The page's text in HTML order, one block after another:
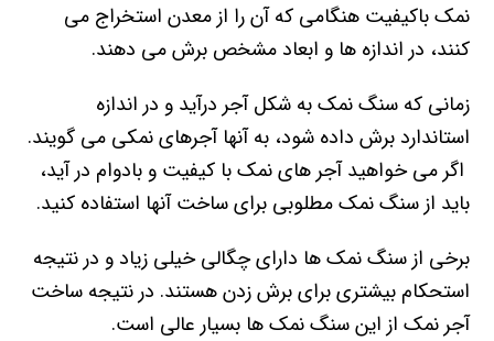
نمک باکیفیت هنگامی که آن را از معدن استخراج می
کنند، در اندازه ها و ابعاد مشخص برش می دهند.
زمانی که سنگ نمک به شکل آجر درآید و در اندازه
استاندارد برش داده شود، به آنها آجرهای نمکی می گویند.
اگر می خواهید آجر های نمک با کیفیت و بادوام در آید،
باید از سنگ نمک مطلوبی برای ساخت آنها استفاده کنید.
برخی از سنگ نمک ها دارای چگالی خیلی زیاد و در نتیجه
استحکام بیشتری برای برش زدن هستند. در نتیجه ساخت
آجر نمک از این سنگ نمک ها بسیار عالی است.